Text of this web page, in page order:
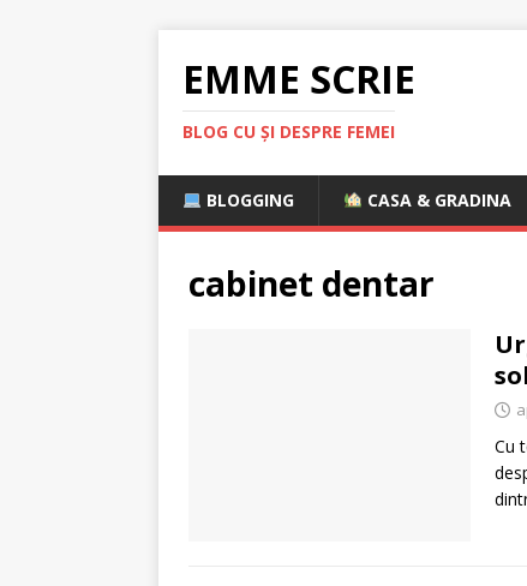
EMME SCRIE
BLOG CU ȘI DESPRE FEMEI
BLOGGING CASA & GRADINA
cabinet dentar
Cu